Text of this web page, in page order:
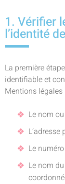
1. Vérifier
l’identité
La première
identifiable et
Mentions
Le nom
Le
Le nom